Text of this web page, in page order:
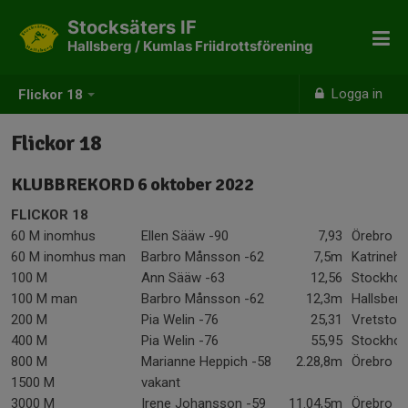
Flickor 18 Logga in
Stocksäters IF
Hallsberg / Kumlas Friidrottsförening
Flickor 18
KLUBBREKORD 6 oktober 2022
FLICKOR 18
60 M inomhus
Ellen Sääw -90 7,93
Örebro
60 M inomhus man
Barbro Månsson -62 7,5m
100 M
Ann Sääw -63 12,56
100 M man
Barbro Månsson -62 12,3m
Hallsberg
200 M
Pia Welin -76 25,31
Vretstorp
400 M
Pia Welin -76 55,95
800 M
Marianne Heppich -58 2.28,8m
Örebro
1500 M
vakant
3000 M
Irene Johansson -59 11.04,5m
Örebro